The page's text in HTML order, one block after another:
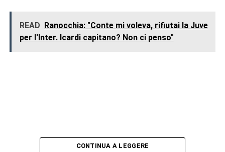
READ Ranocchia: "Conte mi voleva, rifiutai la Juve
per l'Inter. Icardi capitano? Non ci penso"
CONTINUA A LEGGERE